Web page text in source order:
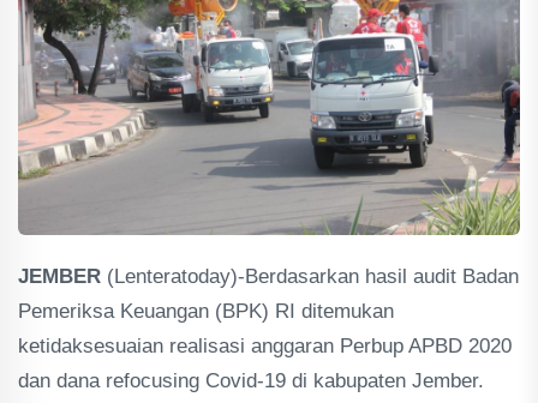
JEMBER (Lenteratoday)-Berdasarkan hasil audit Badan
Pemeriksa Keuangan (BPK) RI ditemukan
ketidaksesuaian realisasi anggaran Perbup APBD 2020
dan dana refocusing Covid-19 di kabupaten Jember.